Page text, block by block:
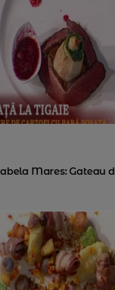
Mares: Gateau